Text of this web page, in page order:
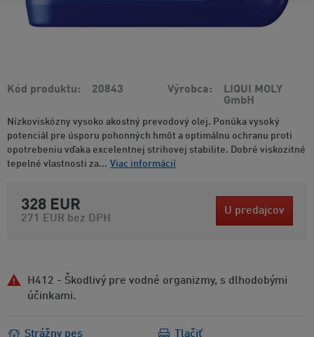
Kód produktu 20843 Výrobca
LIQUI MOLY
GmbH
Nízkoviskózny vysoko akostný prevodový olej. Ponúka vysoký
potenciál pre úsporu pohonných hmôt a optimálnu ochranu proti
opotrebeniu vďaka excelentnej strihovej stabilite. Dobré viskozitné
tepelné vlastnosti za... Viac informácií
328 EUR
271 EUR bez DPH
U predajcov
H412 - Škodlivý pre vodné organizmy, s dlhodobými
účinkami.
Strážny pes
Tlačiť